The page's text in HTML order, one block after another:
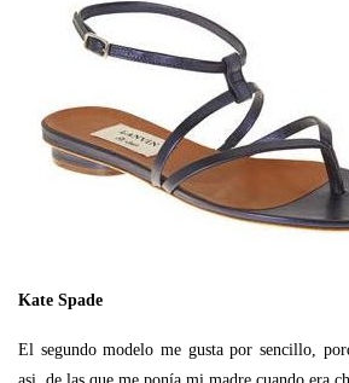
Kate Spade
El segundo modelo me gusta por sencillo,